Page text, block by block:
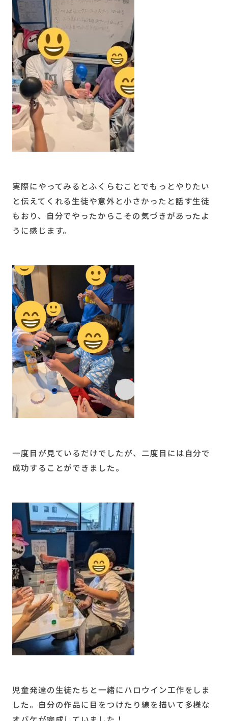
実際にやってみるとふくらむことでもっとやりたい
と伝えてくれる生徒や意外と小さかったと話す生徒
もおり、自分でやったからこその気づきがあったよ
うに感じます。
一度目が見ているだけでしたが、二度目には自分で
成功することができました。
児童発達の生徒たちと一緒にハロウイン工作をしま
した。自分の作品に目をつけたり線を描いて多様な